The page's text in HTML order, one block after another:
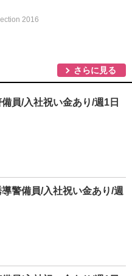
2016
さらに見る
員/入社祝い金あり/週1日
警備員/入社祝い金あり/週